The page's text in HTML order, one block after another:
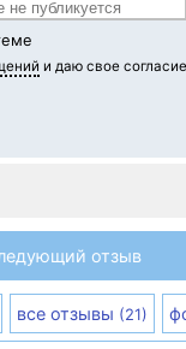
и даю свое
отзыв
все отзывы (21)